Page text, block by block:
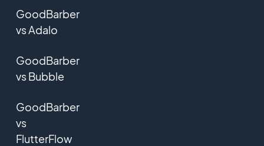
GoodBarber
vs Adalo
GoodBarber
vs Bubble
GoodBarber
vs
FlutterFlow